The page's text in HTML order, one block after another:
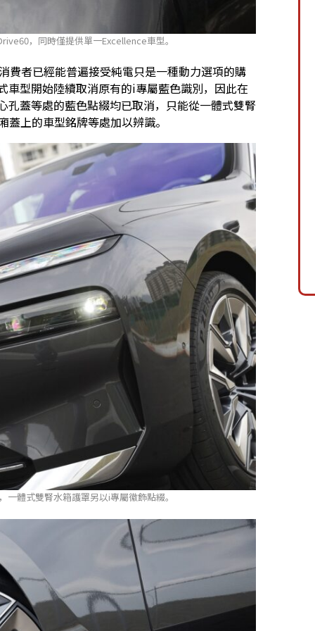
，同時僅提供單一Excellence車型。
費者已經能普遍接受純電只是一種動力選項的購
型開始陸續取消原有的i專屬藍色識別，因此在
蓋等處的藍色點綴均已取消，只能從一體式雙腎
上的車型銘牌等處加以辨識。
體式雙腎水箱護罩另以i專屬徽飾點綴。